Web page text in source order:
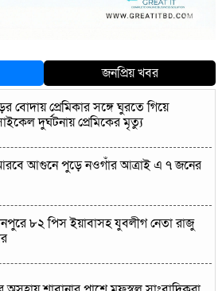
জনপ্রিয় খবর
বোদায় প্রেমিকার সঙ্গে ঘুরতে গিয়ে
দুর্ঘটনায় প্রেমিকের মৃত্যু
আগুনে পুড়ে নওগাঁর আত্রাই এ ৭ জনের
৮২ পিস ইয়াবাসহ যুবলীগ নেতা রাজু